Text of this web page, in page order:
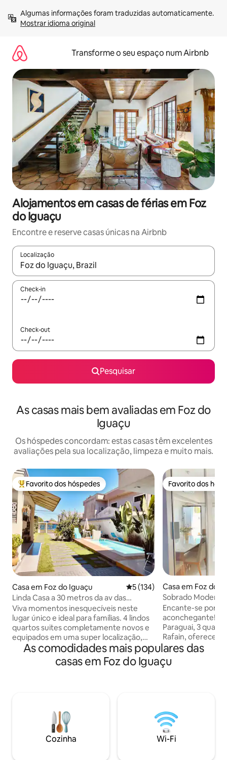
para
Mostrar idioma original
Transforme o seu espaço num Airbnb
Alojamentos em casas de férias em Foz
do Iguaçu
Encontre e reserve casas únicas na Airbnb
Localização
Quando os resultados estiverem disponíveis, navegue com
Check-in
Check-out
Pesquisar
As casas mais bem avaliadas em Foz do
Iguaçu
Os hóspedes concordam: estas casas têm excelentes
avaliações pela sua localização, limpeza e muito mais.
Favoritos dos hóspedes mais apreciados
Favorito dos hóspedes
Casa em Foz do Iguaçu Classificação média de 5 em
5 (134)
Linda Casa a 30 metros da av das
Cataratas
Viva momentos inesquecíveis neste
lugar único e ideal para famílias. 4 lindos
quartos suites completamente novos e
equipados em uma super localização,
apenas a 30m da Avenida das Cataratas
onde dará acesso aos principais
atrativos. Espaço gourmet com
cantinho com um toque de natureza
cuidado delicadamente por nos, sera um
prazer recebe-los.
Favorito dos
Favorito dos
Casa em Foz do
Sobrado
Encante-se por
aconchegante!
Paraguai, 3
Rafain, oferece
turísticos. Com
flores, tapetes e
espaço é perfeito
crianças também
especial. Reserve
experiência única!
As comodidades mais populares das
casas em Foz do Iguaçu
Cozinha Wi-Fi